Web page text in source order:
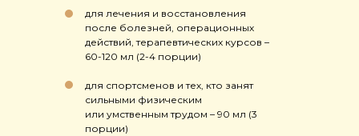
для лечения и восстановления
после болезней, операционных
действий, терапевтических курсов –
60-120 мл (2-4 порции)
для спортсменов и тех, кто занят
сильными физическим
или умственным трудом – 90 мл (3
порции)⠀